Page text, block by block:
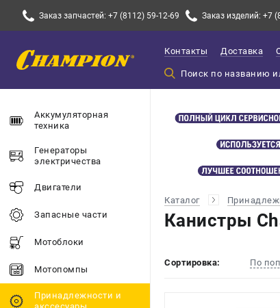
Заказ запчастей: +7 (8112) 59-12-69 Заказ изделий: +7
Контакты Доставка
Аккумуляторная
техника
Генераторы
электричества
Двигатели
Запасные части
Мотоблоки
Мотопомпы
Принадлежности и
Каталог
Канистры
Сортировка: По